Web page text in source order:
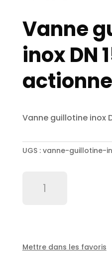
Vanne
inox DN
Vanne guillotine inox
UGS : vanne-guillotine-
150
Mettre dans les favoris